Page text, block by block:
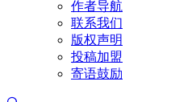
作者导航
联系我们
版权声明
投稿加盟
寄语鼓励